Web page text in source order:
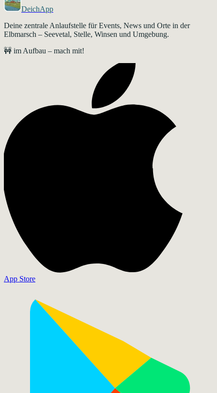
DeichApp
Deine zentrale Anlaufstelle für Events, News und Orte in der
Elbmarsch – Seevetal, Stelle, Winsen und Umgebung.
🚧 im Aufbau – mach mit!
App Store